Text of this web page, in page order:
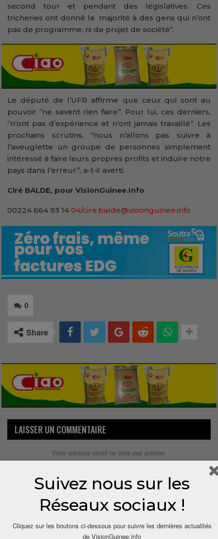
second tour et pendant des législatives. Ces
tricheries ont donné la majorité à des gens qui n’ont
pas de programme, ni de projet de société’’.
Le député de l’UFR affirme que ceux qui sont au
pouvoir ‘’ne savent rien faire’’. Pour lui, ces derniers,
‘’n’ont pas d’expérience et n’ont jamais travaillé’’. Les
prochains scrutins, ‘’nous n’allons pas suivre à
l’aveuglette un groupe de personnes simplement
intéressé à faire leurs propres profits et induire notre
pays dans l’erreur’’, a-t-il averti.
Ciré BALDE, pour VisionGuinee.Info
00224 664 93 14 04/cire.balde@visionguinee.info
0
Share
LAISSER UN COMMENTAIRE
Votre adresse email ne sera pas publiée.
Suivez nous sur les
Réseaux sociaux !
Cliquez sur les boutons ci-dessous pour suivre les dernières actualités
de VisionGuinee.info